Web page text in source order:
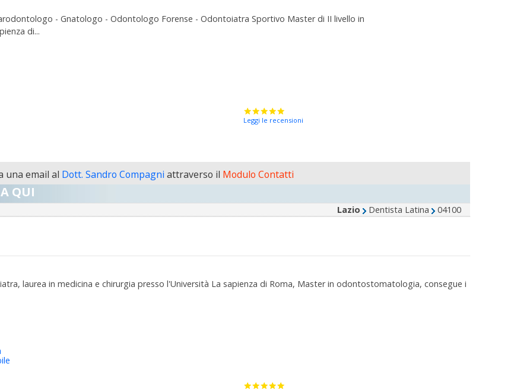
- Gnatologo - Odontologo Forense - Odontoiatra Sportivo Master di II livello in
di...
Leggi le recensioni
una email al Dott. Sandro Compagni attraverso il Modulo Contatti
QUI
Lazio Dentista Latina 04100
laurea in medicina e chirurgia presso l'Università La sapienza di Roma, Master in odontostomatologia, consegue i